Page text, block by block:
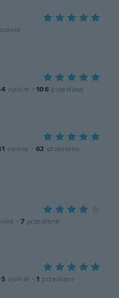
opinie
opinie · 106 przesłane
opinie · 62 przesłane
· 7 przesłane
opinie · 1 przesłane